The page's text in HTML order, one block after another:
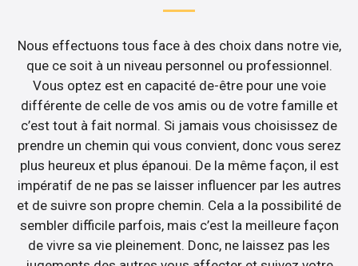
Nous effectuons tous face à des choix dans notre vie,
que ce soit à un niveau personnel ou professionnel.
Vous optez est en capacité de-être pour une voie
différente de celle de vos amis ou de votre famille et
c’est tout à fait normal. Si jamais vous choisissez de
prendre un chemin qui vous convient, donc vous serez
plus heureux et plus épanoui. De la même façon, il est
impératif de ne pas se laisser influencer par les autres
et de suivre son propre chemin. Cela a la possibilité de
sembler difficile parfois, mais c’est la meilleure façon
de vivre sa vie pleinement. Donc, ne laissez pas les